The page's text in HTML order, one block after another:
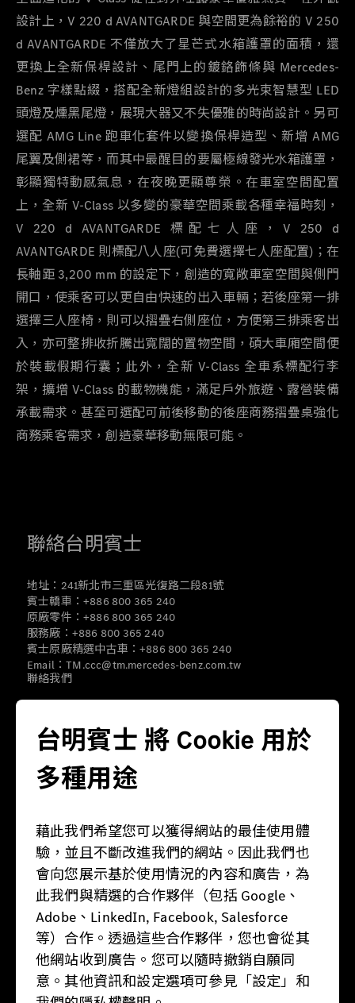
設計上，V 220 d AVANTGARDE 與空間更為餘裕的 V 250
d AVANTGARDE 不僅放大了星芒式水箱護罩的面積，還
更換上全新保桿設計、尾門上的鍍鉻飾條與 Mercedes-
Benz 字樣點綴，搭配全新燈組設計的多光束智慧型 LED
頭燈及燻黑尾燈，展現大器又不失優雅的時尚設計。另可
選配 AMG Line 跑車化套件以變換保桿造型、新增 AMG
尾翼及側裙等，而其中最醒目的要屬極線發光水箱護罩，
彰顯獨特動感氣息，在夜晚更顯尊榮。在車室空間配置
上，全新 V-Class 以多變的豪華空間乘載各種幸福時刻，
V 220 d AVANTGARDE 標配七人座， V 250 d
AVANTGARDE 則標配八人座(可免費選擇七人座配置) ；在
長軸距3,200 mm 的設定下，創造的寬敞車室空間與側門
開口 ，使乘客可以更自由快速的出入車輛；若後座第一排
選擇三人座椅，則可以摺疊右側座位，方便第三排乘客出
入，亦可整排收折騰出寬闊的置物空間，碩大車廂空間便
於裝載假期行囊；此外，全新 V-Class 全車系標配行李
架，擴增 V-Class 的載物機能，滿足戶外旅遊、露營裝備
承載需求。甚至可選配可前後移動的後座商務摺疊桌強化
商務乘客需求，創造豪華移動無限可能。
聯絡台明賓士
地址：241新北市三重區光復路二段81號
賓士轎車：+886 800 365 240
原廠零件：+886 800 365 240
服務廠：+886 800 365 240
賓士原廠精選中古車：+886 800 365 240
Email：TM.ccc@tm.mercedes-benz.com.tw
聯絡我們
營運據點
營業時間
週一：08:30 - 21:00
週二：08:30 - 21:00
週三：08:30 - 21:00
週四：08:30 - 21:00
週五：08:30 - 21:00
週六：09:00 - 20:00
週日：09:00 - 20:00
台明賓士 將 Cookie 用於
多種用途
藉此我們希望您可以獲得網站的最佳使用體
驗，並且不斷改進我們的網站。因此我們也
會向您展示基於使用情況的內容和廣告，為
此我們與精選的合作夥伴（包括 Google、
Adobe、LinkedIn, Facebook, Salesforce
等）合作。透過這些合作夥伴，您也會從其
他網站收到廣告。您可以隨時撤銷自願同
意。其他資訊和設定選項可參見「設定」和